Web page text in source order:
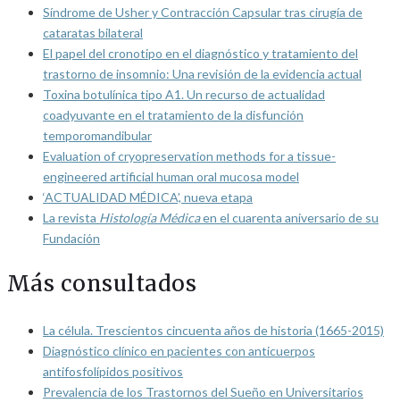
Síndrome de Usher y Contracción Capsular tras cirugía de
cataratas bilateral
El papel del cronotipo en el diagnóstico y tratamiento del
trastorno de insomnio: Una revisión de la evidencia actual
Toxina botulínica tipo A1. Un recurso de actualidad
coadyuvante en el tratamiento de la disfunción
temporomandibular
Evaluation of cryopreservation methods for a tissue-
engineered artificial human oral mucosa model
‘ACTUALIDAD MÉDICA’, nueva etapa
La revista Histología Médicaen el cuarenta aniversario de su
Fundación
Más consultados
La célula. Trescientos cincuenta años de historia (1665-2015)
Diagnóstico clínico en pacientes con anticuerpos
antifosfolípidos positivos
Prevalencia de los Trastornos del Sueño en Universitarios